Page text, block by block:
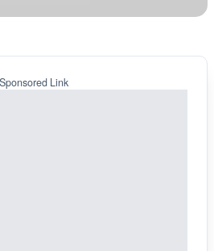
Sponsored Link